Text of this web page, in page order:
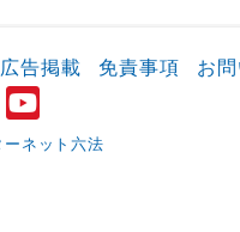
広告掲載 免責事項 お
ーネット六法